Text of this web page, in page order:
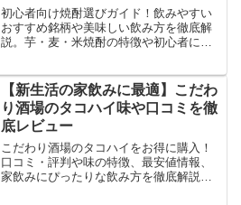
初心者向け焼酎選びガイド！飲みやすい
おすすめ銘柄や美味しい飲み方を徹底解
説。芋・麦・米焼酎の特徴や初心者に最
【新生活の家飲みに最適】こだわ
り酒場のタコハイ味や口コミを徹
底レビュー
こだわり酒場のタコハイをお得に購入！
口コミ・評判や味の特徴、最安値情報、
家飲みにぴったりな飲み方を徹底解説し